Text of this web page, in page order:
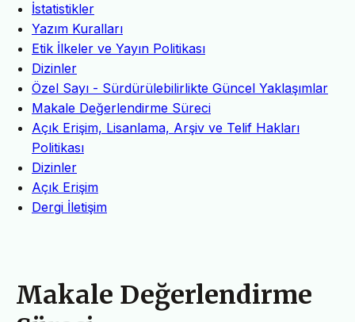
İstatistikler
Yazım Kuralları
Etik İlkeler ve Yayın Politikası
Dizinler
Özel Sayı - Sürdürülebilirlikte Güncel Yaklaşımlar
Makale Değerlendirme Süreci
Açık Erişim, Lisanlama, Arşiv ve Telif Hakları
Politikası
Dizinler
Açık Erişim
Dergi İletişim
Makale Değerlendirme